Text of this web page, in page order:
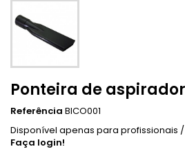
Ponteira de
Referência BICO001
Disponível apenas para profissionais
Faça login!